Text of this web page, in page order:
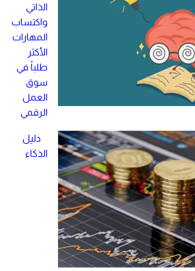
الذاتي
واكتساب
المهارات
الأكثر
طلباً في
سوق
العمل
الرقمي
دليل
الذكاء